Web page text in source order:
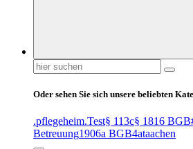
Suchen
nach:
Oder sehen Sie sich unsere beliebten
.pflegeheim.Test§ 113c§ 1816 BGB
Betreuung1906a BGB4ataachen